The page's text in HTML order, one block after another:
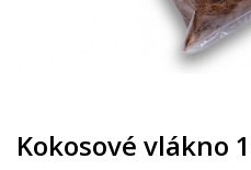
Kokosové vlákno